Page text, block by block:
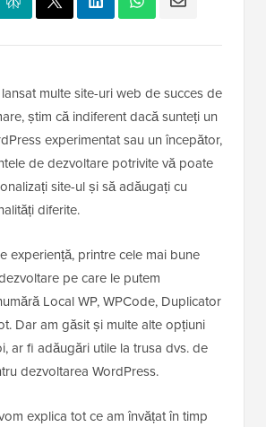
multe site-uri web de succes de
știm că indiferent dacă sunteți un
experimentat sau un începător,
de dezvoltare potrivite vă poate
site-ul și să adăugați cu
diferite.
experiență, printre cele mai bune
pe care le putem
Local WP, WPCode, Duplicator
Dar am găsit și multe alte opțiuni
ar fi adăugări utile la trusa dvs. de
dezvoltarea WordPress.
explica tot ce am învățat în timp